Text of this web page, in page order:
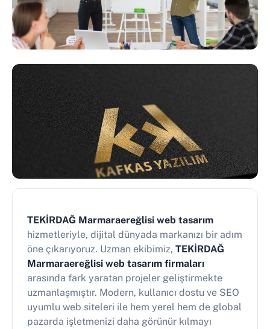
TEKİRDAĞ Marmaraereğlisi web tasarım
hizmetleriyle, dijital dünyada markanızı bir adım
öne çıkarıyoruz. Uzman ekibimiz, TEKİRDAĞ
Marmaraereğlisi web tasarım firmaları
arasında fark yaratan projeler geliştirmekte
uzmanlaşmıştır. Modern, kullanıcı dostu ve SEO
uyumlu web siteleri ile hem yerel hem de global
pazarda işletmenizi daha görünür kılmayı